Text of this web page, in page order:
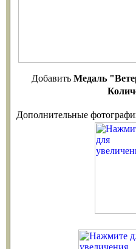
Добавить Медаль
Дополнительные